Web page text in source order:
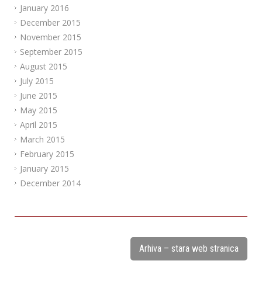
January 2016
December 2015
November 2015
September 2015
August 2015
July 2015
June 2015
May 2015
April 2015
March 2015
February 2015
January 2015
December 2014
Arhiva – stara web stranica